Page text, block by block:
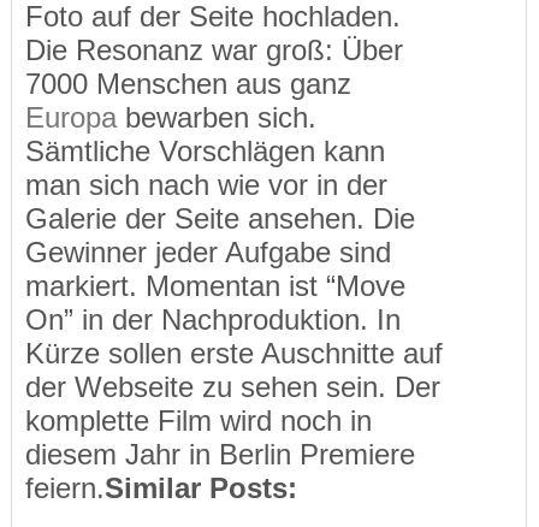
Foto auf der Seite hochladen.
Die Resonanz war groß: Über
7000 Menschen aus ganz
Europabewarben sich.
Sämtliche Vorschlägen kann
man sich nach wie vor in der
Galerie der Seite ansehen. Die
Gewinner jeder Aufgabe sind
markiert. Momentan ist “Move
On” in der Nachproduktion. In
Kürze sollen erste Auschnitte auf
der Webseite zu sehen sein. Der
komplette Film wird noch in
diesem Jahr in Berlin Premiere
feiern.Similar Posts: